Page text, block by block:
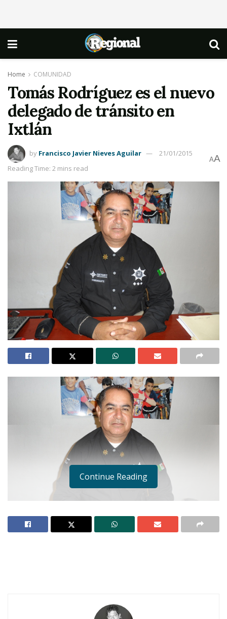
Home COMUNIDAD
Tomás Rodríguez es el nuevo
delegado de tránsito en
Ixtlán
by Francisco Javier Nieves Aguilar
21/01/2015
Reading Time: 2 mins read
AA
Ahuacatlán celebrá el día de Reyes con rosca y
Continue Reading